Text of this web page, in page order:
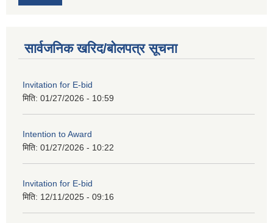
सार्वजनिक खरिद/बोलपत्र सूचना
Invitation for E-bid
मिति: 01/27/2026 - 10:59
Intention to Award
मिति: 01/27/2026 - 10:22
Invitation for E-bid
मिति: 12/11/2025 - 09:16